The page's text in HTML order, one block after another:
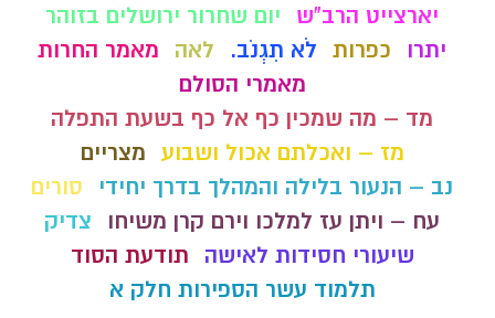
יארצייט הרב"ש
יום שחרור ירושלים בזוהר
יתרו
כפרות לֹא תִגְנֹב. לאה
מאמר החרות
מאמרי הסולם
מד – מה שמכין כף אל כף בשעת התפלה
מז – ואכלתם אכול ושבוע מצריים
נב – הנעור בלילה והמהלך בדרך יחידי
סורים
עח – ויתן עז למלכו וירם קרן משיחו
צדיק
שיעורי חסידות לאישה
תודעת הסוד
תלמוד עשר הספירות חלק א